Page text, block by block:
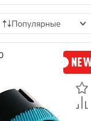
Популярные
По цене
По наличию
По отзывам